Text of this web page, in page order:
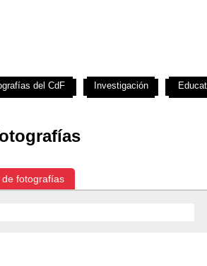
fotografías
del CdF Investigación